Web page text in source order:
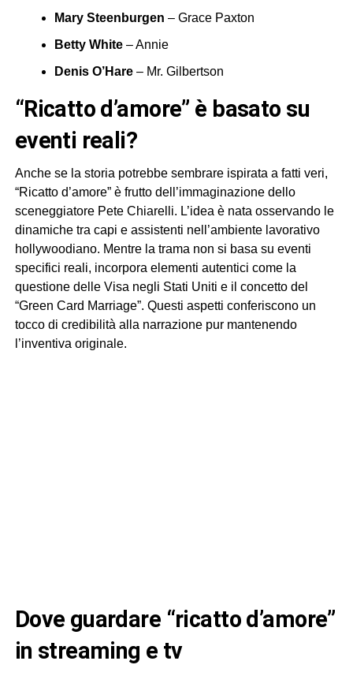
Mary Steenburgen – Grace Paxton
Betty White– Annie
Denis O’Hare– Mr. Gilbertson
“ricatto d’amore” è basato su
eventi reali?
Anche se la storia potrebbe sembrare ispirata a fatti veri,
“Ricatto d’amore” è frutto dell’immaginazione dello
sceneggiatore Pete Chiarelli. L’idea è nata osservando le
dinamiche tra capi e assistenti nell’ambiente lavorativo
hollywoodiano. Mentre la trama non si basa su eventi
specifici reali, incorpora elementi autentici come la
questione delle Visa negli Stati Uniti e il concetto del
“Green Card Marriage”. Questi aspetti conferiscono un
tocco di credibilità alla narrazione pur mantenendo
l’inventiva originale.
dove guardare “ricatto d’amore”
in streaming e tv